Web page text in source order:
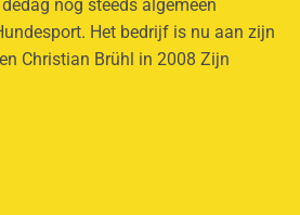
nog steeds algemeen
Het bedrijf is nu aan zijn
Christian Brühl in 2008 Zijn